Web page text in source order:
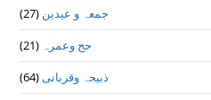
جمعہ و عیدین (27)
حج وعمرہ (21)
ذبیحہ وقربانی(64)